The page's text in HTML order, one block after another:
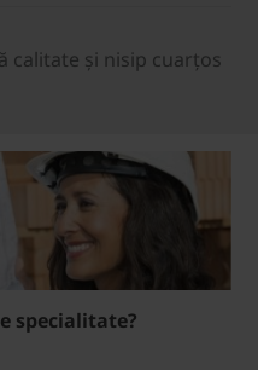
calitate şi nisip cuarţos
specialitate?